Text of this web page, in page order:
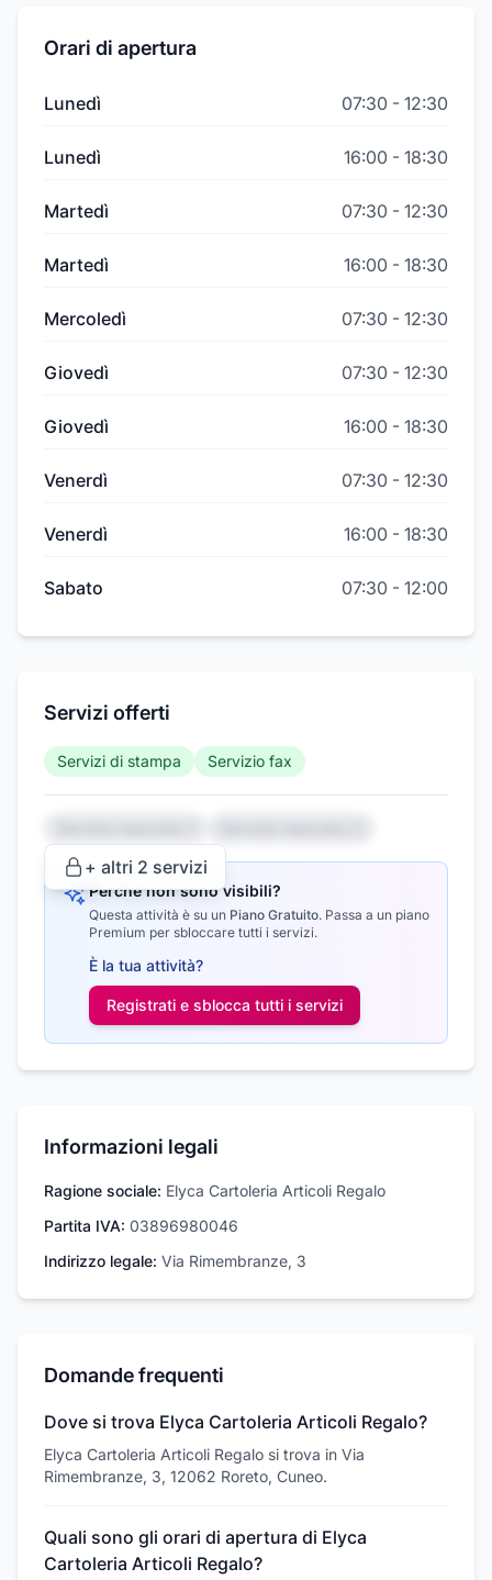
Orari di apertura
Lunedì 07:30 - 12:30
Lunedì 16:00 - 18:30
Martedì 07:30 - 12:30
Martedì 16:00 - 18:30
Mercoledì 07:30 - 12:30
Giovedì 07:30 - 12:30
Giovedì 16:00 - 18:30
Venerdì 07:30 - 12:30
Venerdì 16:00 - 18:30
Sabato 07:30 - 12:00
Servizi offerti
Servizi di stampa Servizio fax
+ altri 2 servizi
Perché non sono visibili?
Questa attività è su un Piano Gratuito. Passa a un piano
Premium per sbloccare tutti i servizi.
È la tua attività?
Registrati e sblocca tutti i servizi
Informazioni legali
Ragione sociale: Elyca Cartoleria Articoli Regalo
Partita IVA: 03896980046
Indirizzo legale: Via Rimembranze, 3
Domande frequenti
Dove si trova Elyca Cartoleria Articoli Regalo?
Elyca Cartoleria Articoli Regalo si trova in Via
Rimembranze, 3, 12062 Roreto, Cuneo.
Quali sono gli orari di apertura di Elyca
Cartoleria Articoli Regalo?